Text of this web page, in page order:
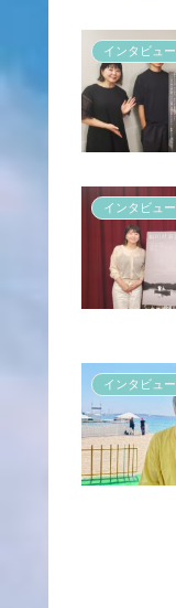
インタビュー
インタビュー
インタビュー